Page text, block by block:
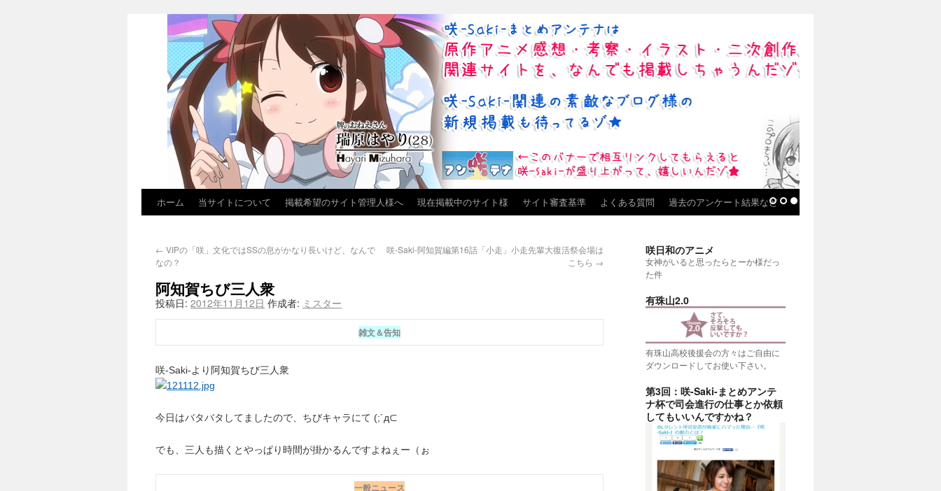
ホーム 当サイトについて 掲載希望のサイト管理人様へ 現在掲載中のサイト様 サイト審査基準 よくある質問 過去のアンケート結果など
← VIPの「咲」文化ではSSの息がかなり長いけど、なんで
なの？
咲-Saki-阿知賀編第16話「小走」小走先輩大復活祭会場は
こちら →
阿知賀ちび三人衆
投稿日: 2012年11月12日 作成者: ミスター
雑文＆告知
咲-Saki-より阿知賀ちび三人衆
今日はバタバタしてましたので、ちびキャラにて (;´д⊂
でも、三人も描くとやっぱり時間が掛かるんですよねぇー（ぉ
一般ニュース
咲日和のアニメ
女神がいると思ったらとーか様だっ
た件
有珠山2.0
有珠山高校後援会の方々はご自由に
ダウンロードしてお使い下さい。
第3回：咲-Saki-まとめアンテ
ナ杯で司会進行の仕事とか依頼
してもいいんですかね？